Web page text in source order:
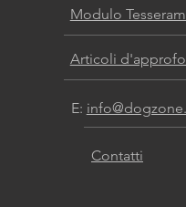
Modulo
Articoli
E:
Contatti